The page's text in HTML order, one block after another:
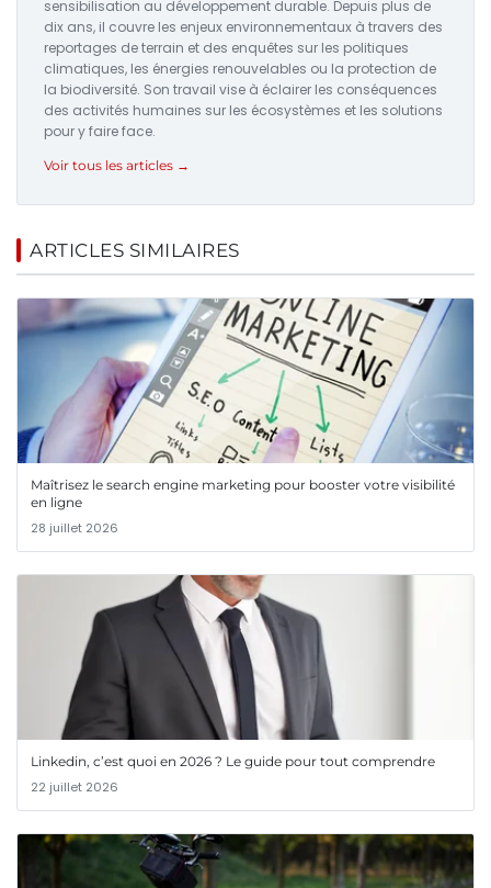
sensibilisation au développement durable. Depuis plus de
dix ans, il couvre les enjeux environnementaux à travers des
reportages de terrain et des enquêtes sur les politiques
climatiques, les énergies renouvelables ou la protection de
la biodiversité. Son travail vise à éclairer les conséquences
des activités humaines sur les écosystèmes et les solutions
pour y faire face.
Voir tous les articles →
ARTICLES SIMILAIRES
Maîtrisez le search engine marketing pour booster votre visibilité
en ligne
28 juillet 2026
Linkedin, c’est quoi en 2026 ? Le guide pour tout comprendre
22 juillet 2026